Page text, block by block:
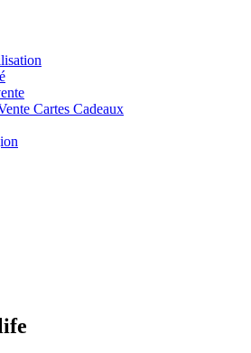
Cartes Cadeaux